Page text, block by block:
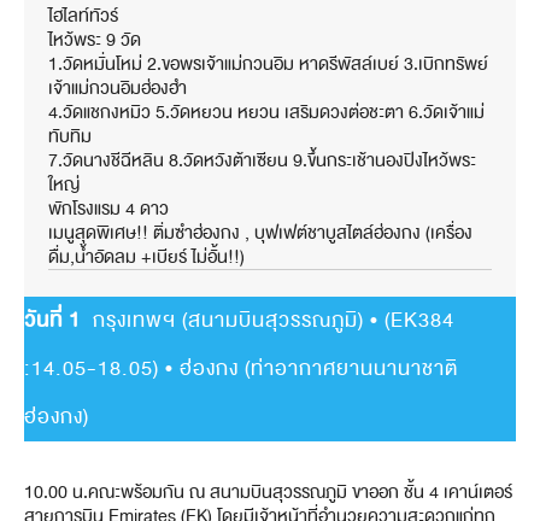
ไฮไลท์ทัวร์
ไหว้พระ 9 วัด
1.วัดหมั่นโหม่ 2.ขอพรเจ้าแม่กวนอิม หาดรีพัสล์เบย์ 3.เบิกทรัพย์
เจ้าแม่กวนอิมฮ่องฮำ
4.วัดแชกงหมิว 5.วัดหยวน หยวน เสริมดวงต่อชะตา 6.วัดเจ้าแม่
ทับทิม
7.วัดนางชีฉีหลิน 8.วัดหวังต้าเซียน 9.ขึ้นกระเช้านองปิงไหว้พระ
ใหญ่
พักโรงแรม 4 ดาว
เมนูสุดพิเศษ!! ติ่มซำฮ่องกง , บุฟเฟต์ชาบูสไตล์ฮ่องกง (เครื่อง
ดื่ม,น้ำอัดลม +เบียร์ ไม่อั้น!!)
วันที่ 1 กรุงเทพฯ (สนามบินสุวรรณภูมิ) • (EK384
:14.05-18.05) • ฮ่องกง (ท่าอากาศยานนานาชาติ
ฮ่องกง)
10.00 น.คณะพร้อมกัน ณ สนามบินสุวรรณภูมิ ขาออก ชั้น 4 เคาน์เตอร์